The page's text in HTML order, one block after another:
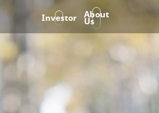
Investor About
Us